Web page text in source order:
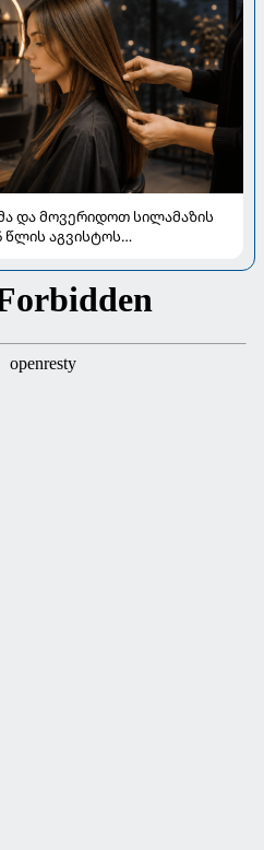
და მოვერიდოთ სილამაზის
წლის აგვისტოს